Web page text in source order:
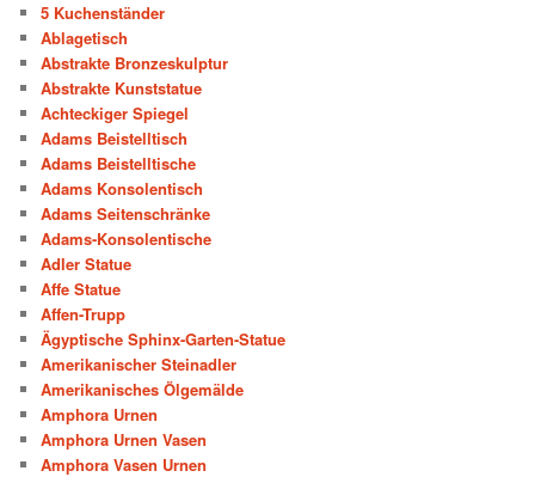
5 Kuchenständer
Ablagetisch
Abstrakte Bronzeskulptur
Abstrakte Kunststatue
Achteckiger Spiegel
Adams Beistelltisch
Adams Beistelltische
Adams Konsolentisch
Adams Seitenschränke
Adams-Konsolentische
Adler Statue
Affe Statue
Affen-Trupp
Ägyptische Sphinx-Garten-Statue
Amerikanischer Steinadler
Amerikanisches Ölgemälde
Amphora Urnen
Amphora Urnen Vasen
Amphora Vasen Urnen